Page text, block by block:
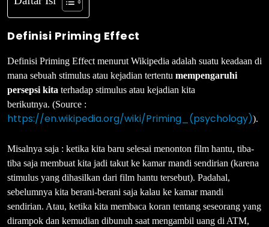
Definisi Priming Effect
Definisi Priming Effect menurut Wikipedia adalah suatu keadaan di
mana sebuah stimulus atau kejadian tertentu mempengaruhi
persepsi kita terhadap stimulus atau kejadian kita
berikutnya. (Source :
https://en.wikipedia.org/wiki/Priming_(psychology)).
Misalnya saja : ketika kita baru selesai menonton film hantu, tiba-
tiba saja membuat kita jadi takut ke kamar mandi sendirian (karena
stimulus yang dihasilkan dari film hantu tersebut). Padahal,
sebelumnya kita berani-berani saja kalau ke kamar mandi
sendirian. Atau, ketika kita membaca koran tentang seseorang yang
dirampok dan kemudian dibunuh saat mengambil uang di ATM,